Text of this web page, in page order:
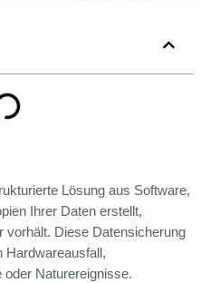
Lösung aus Software,
Ihrer Daten erstellt,
vorhält. Diese Datensicherung
Hardwareausfall,
oder Naturereignisse.